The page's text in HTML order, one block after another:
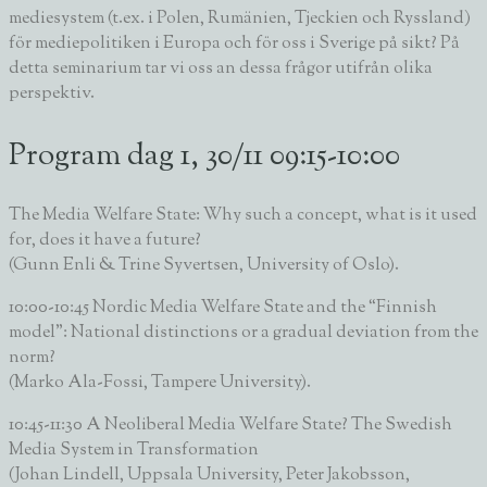
mediesystem (t.ex. i Polen, Rumänien, Tjeckien och Ryssland)
för mediepolitiken i Europa och för oss i Sverige på sikt? På
detta seminarium tar vi oss an dessa frågor utifrån olika
perspektiv.
Program dag 1, 30/11 09:15-10:00
The Media Welfare State: Why such a concept, what is it used
for, does it have a future?
(Gunn Enli & Trine Syvertsen, University of Oslo).
10:00-10:45 Nordic Media Welfare State and the “Finnish
model”: National distinctions or a gradual deviation from the
norm?
(Marko Ala-Fossi, Tampere University).
10:45-11:30 A Neoliberal Media Welfare State? The Swedish
Media System in Transformation
(Johan Lindell, Uppsala University, Peter Jakobsson,